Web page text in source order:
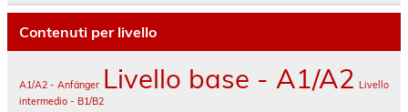
Contenuti per livello
A1/A2 - Anfänger Livello base - A1/A2 Livello
intermedio - B1/B2